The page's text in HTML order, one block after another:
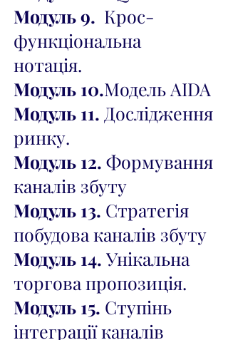
Модуль 9. Крос-
функціональна
нотація.
Модуль 10.Модель AIDA
Модуль 11. Дослідження
ринку.
Модуль 12. Формування
каналів збуту
Модуль 13. Стратегія
побудова каналів збуту
Модуль 14. Унікальна
торгова пропозиція.
Модуль 15. Ступінь
інтеграції каналів